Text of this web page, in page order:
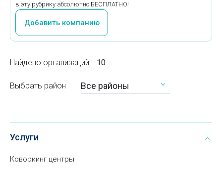
в эту рубрику абсолютно БЕСПЛАТНО!
Добавить компанию
Найдено организаций 10
Выбрать район Все районы
Услуги
Коворкинг центры